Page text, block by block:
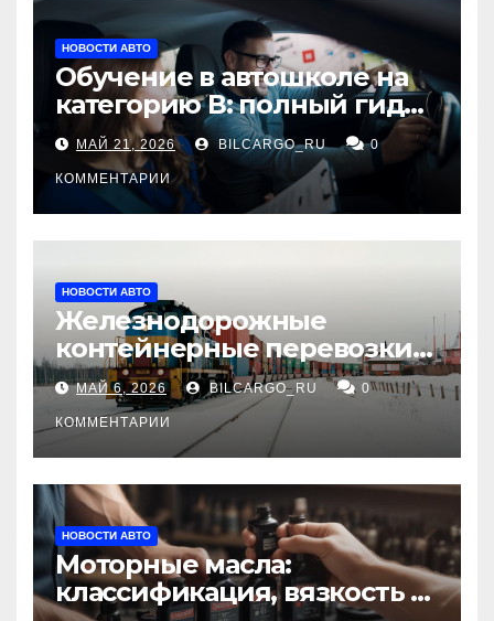
НОВОСТИ АВТО
Обучение в автошколе на
категорию В: полный гид
для будущих водителей
МАЙ 21, 2026 BILCARGO_RU 0
КОММЕНТАРИИ
НОВОСТИ АВТО
Железнодорожные
контейнерные перевозки
из Китая в Россию:
маршруты, сроки и
требования
МАЙ 6, 2026 BILCARGO_RU 0
КОММЕНТАРИИ
НОВОСТИ АВТО
Моторные масла:
классификация, вязкость и